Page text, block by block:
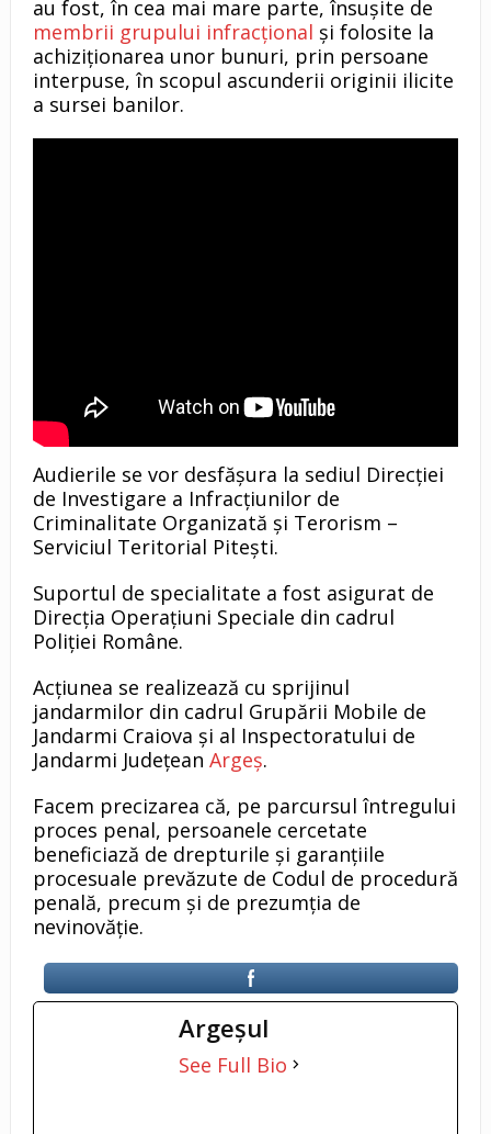
au fost, în cea mai mare parte, însușite de
membrii grupului infracțional și folosite la
achiziționarea unor bunuri, prin persoane
interpuse, în scopul ascunderii originii ilicite
a sursei banilor.
Audierile se vor desfășura la sediul Direcției
de Investigare a Infracțiunilor de
Criminalitate Organizată și Terorism –
Serviciul Teritorial Pitești.
Suportul de specialitate a fost asigurat de
Direcția Operațiuni Speciale din cadrul
Poliției Române.
Acțiunea se realizează cu sprijinul
jandarmilor din cadrul Grupării Mobile de
Jandarmi Craiova și al Inspectoratului de
Jandarmi Județean Argeș.
Facem precizarea că, pe parcursul întregului
proces penal, persoanele cercetate
beneficiază de drepturile și garanțiile
procesuale prevăzute de Codul de procedură
penală, precum și de prezumția de
nevinovăție.
Argeşul
See Full Bio